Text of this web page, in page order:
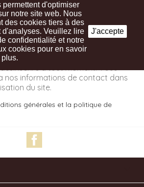
spéciales
à tout moment. Vous
nos informations de contact dans
du site.
générales et la politique de
permettent d'optimiser
notre site web. Nous
des cookies tiers à des
Veuillez lire
confidentialité et notre
cookies pour en savoir
plus.
J'accepte